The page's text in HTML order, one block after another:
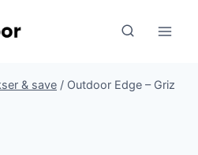
& save / Outdoor Edge – Griz